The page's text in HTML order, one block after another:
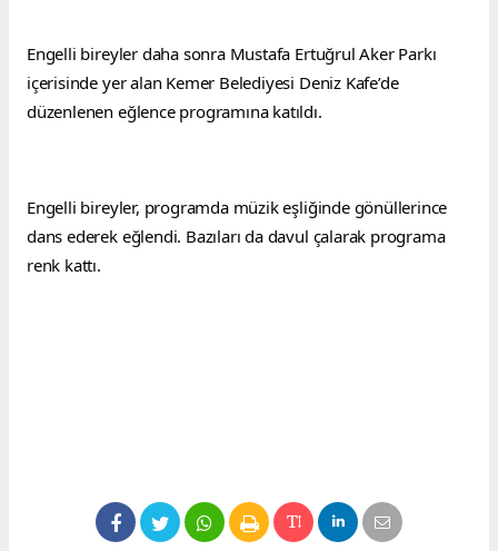
Engelli bireyler daha sonra Mustafa Ertuğrul Aker Parkı
içerisinde yer alan Kemer Belediyesi Deniz Kafe’de
düzenlenen eğlence programına katıldı.
Engelli bireyler, programda müzik eşliğinde gönüllerince
dans ederek eğlendi. Bazıları da davul çalarak programa
renk kattı.